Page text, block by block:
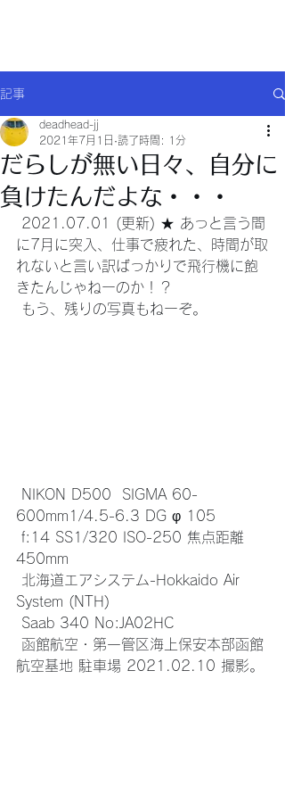
記事
だらしが無い日々、自分に
負けたんだよな・・・
deadhead-jj
2021年7月1日 読了時間: 1分
に7月に突入、仕事で疲れた、時間が取
れないと言い訳ばっかりで飛行機に飽
きたんじゃねーのか！？
もう、残りの写真もねーぞ。
600mm1/4.5-6.3 DG φ 105
450mm
System (NTH)
Saab 340 No:JA02HC
航空基地 駐車場 2021.02.10 撮影。